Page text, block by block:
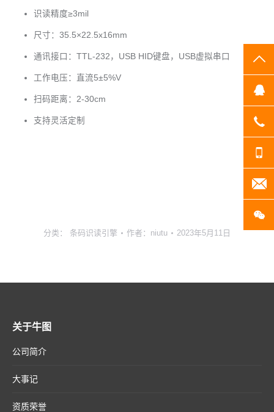
识读精度≥3mil
尺寸：35.5×22.5x16mm
通讯接口：TTL-232，USB HID键盘，USB虚拟串口
工作电压：直流5±5%V
扫码距离：2-30cm
支持灵活定制
分类： 条码识读引擎 作者： niutu 2023年5月11日
关于牛图
公司简介
大事记
资质荣誉
扫